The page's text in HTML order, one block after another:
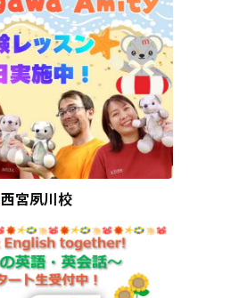
西宮夙川校